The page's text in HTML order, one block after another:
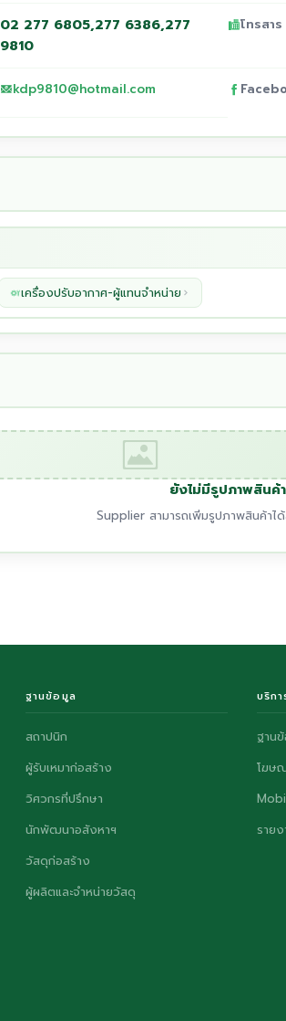
02 277 6805,277 6386,277
9810
โทรสาร
kdp9810@hotmail.com
เครื่องปรับอากาศ-ผู้แทนจำหน่าย
ยังไม่มีรูปภาพสินค้า
Supplier สามารถเพิ่มรูปภาพสินค้าไ
ฐานข้อมูล
สถาปนิก
ผู้รับเหมาก่อสร้าง
วิศวกรที่ปรึกษา
นักพัฒนาอสังหาฯ
วัสดุก่อสร้าง
ผู้ผลิตและจำหน่ายวัสดุ
บริกา
ฐาน
โฆษ
ราย